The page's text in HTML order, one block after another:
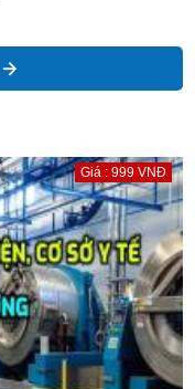
Giá : 999 VNĐ